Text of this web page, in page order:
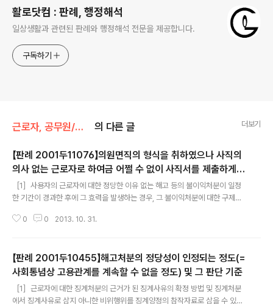
활로닷컴 : 판례, 행정해석
일상생활과 관련된 판례와 행정해석 전문을 제공합니다.
구독하기
근로자, 공무원/해고, 징계 등 의 다른 글 더보기
【판례 2001두11076】의원면직의 형식을 취하였으나 사직의
의사 없는 근로자로 하여금 어쩔 수 없이 사직서를 제출하게
한 경우, 해고에 해당하는지
［1］사용자의 근로자에 대한 정당한 이유 없는 해고 등의 불이익처분이 일정
한 기간이 경과한 후에 그 효력을 발생하는 경우, 그 불이익처분에 대한 구제신
취하였으나 사직의 의사 없는 근로자로 하여금 어쩔 수 없이 사직서를 제출하게
합리적이고 공정한 기준 없이 일부 근로자를 문제직원으로 확정하여 그에 대하
여 사직을 종용함으로써 의원면직형식으로 근로계약관계를 종료시킨 경우, 이
는 실질적으로 해고에 해당할 뿐만 아니라 경영상의 이유에 의한 정리해고의 요
건도 갖추지 못한 것이라고 한 사례. ［1］근로..
0 0 2013. 10. 31.
【판례 2001두10455】해고처분의 정당성이 인정되는 정도(=
사회통념상 고용관계를 계속할 수 없을 정도) 및 그 판단 기준
［1］근로자에 대한 징계처분의 근거가 된 징계사유의 확정 방법 및 징계처분
에서 징계사유로 삼지 아니한 비위행위를 징계양정의 참작자료로 삼을 수 있는